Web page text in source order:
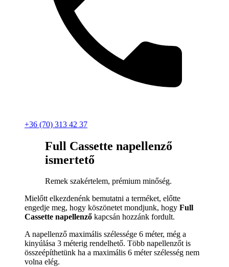
+36 (70) 313 42 37
Full Cassette napellenző
ismertető
Remek szakértelem, prémium minőség.
Mielőtt elkezdenénk bemutatni a terméket, előtte
engedje meg, hogy köszönetet mondjunk, hogy Full
Cassette napellenző kapcsán hozzánk fordult.
A napellenző maximális szélessége 6 méter, még a
kinyúlása 3 méterig rendelhető. Több napellenzőt is
összeépíthetünk ha a maximális 6 méter szélesség nem
volna elég.